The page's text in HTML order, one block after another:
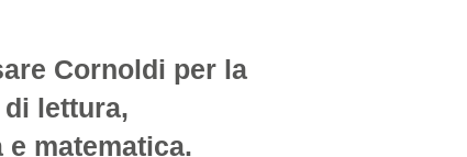
Cornoldi per la
lettura,
matematica.